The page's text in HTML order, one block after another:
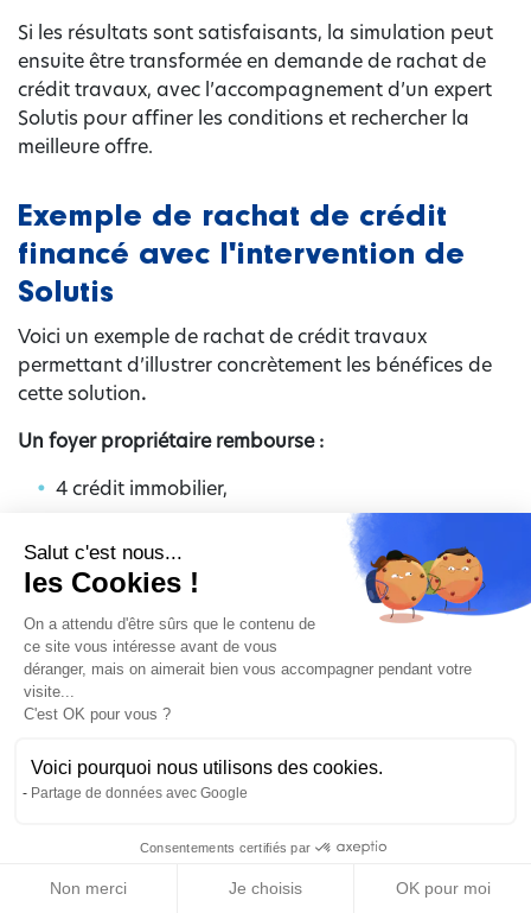
Si les résultats sont satisfaisants, la simulation peut
ensuite être transformée en demande de rachat de
crédit travaux, avec l’accompagnement d’un expert
Solutis pour affiner les conditions et rechercher la
meilleure offre.
Exemple de rachat de crédit
financé avec l'intervention de
Solutis
Voici un exemple de rachat de crédit travaux
permettant d’illustrer concrètement les bénéfices de
cette solution.
Un foyer propriétaire rembourse :
4 crédit immobilier,
2 prêt travaux souscrit pour des rénovations,
2 crédits à la consommation.
Le cumul des mensualités devient difficile à supporter
et empêche le lancement de nouveaux travaux
d’amélioration énergétique.
Objectif :
réduire les mensualités ;
nouveau projet ;
retrouver un taux d’endettement plus
Salut c'est nous...
les Cookies !
On a attendu d'être sûrs que le contenu de
ce site vous intéresse avant de vous
déranger, mais on aimerait bien vous accompagner pendant votre
visite...
C'est OK pour vous ?
Voici pourquoi nous utilisons des cookies.
Partage de données avec Google
Consentements certifiés par
Non merci Je choisis OK pour moi